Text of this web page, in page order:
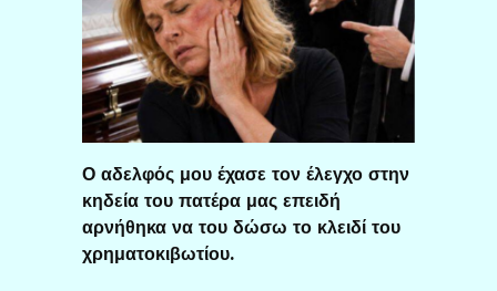
Ο αδελφός μου έχασε τον έλεγχο στην
κηδεία του πατέρα μας επειδή
αρνήθηκα να του δώσω το κλειδί του
χρηματοκιβωτίου.